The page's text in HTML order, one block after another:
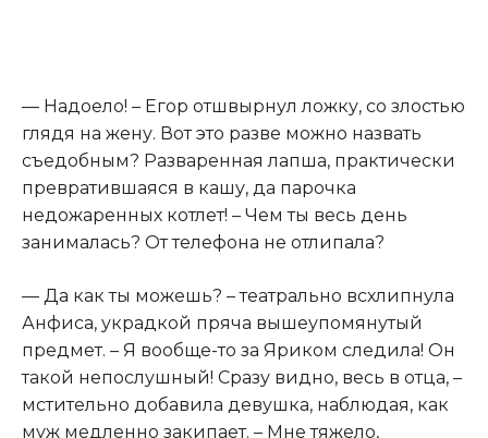
— Надоело! – Егор отшвырнул ложку, со злостью
глядя на жену. Вот это разве можно назвать
съедобным? Разваренная лапша, практически
превратившаяся в кашу, да парочка
недожаренных котлет! – Чем ты весь день
занималась? От телефона не отлипала?
— Да как ты можешь? – театрально всхлипнула
Анфиса, украдкой пряча вышеупомянутый
предмет. – Я вообще-то за Яриком следила! Он
такой непослушный! Сразу видно, весь в отца, –
мстительно добавила девушка, наблюдая, как
муж медленно закипает. – Мне тяжело,